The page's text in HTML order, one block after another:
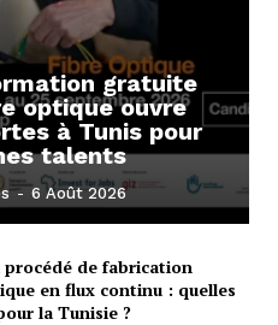
gratuite
optique ouvre
à Tunis pour
talents
- 6 Août 2026
procédé de fabrication
en flux continu : quelles
la Tunisie ?